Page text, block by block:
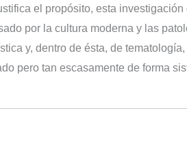
el propósito, esta
por la cultura moderna y las
y, dentro de ésta, de
pero tan escasamente de forma